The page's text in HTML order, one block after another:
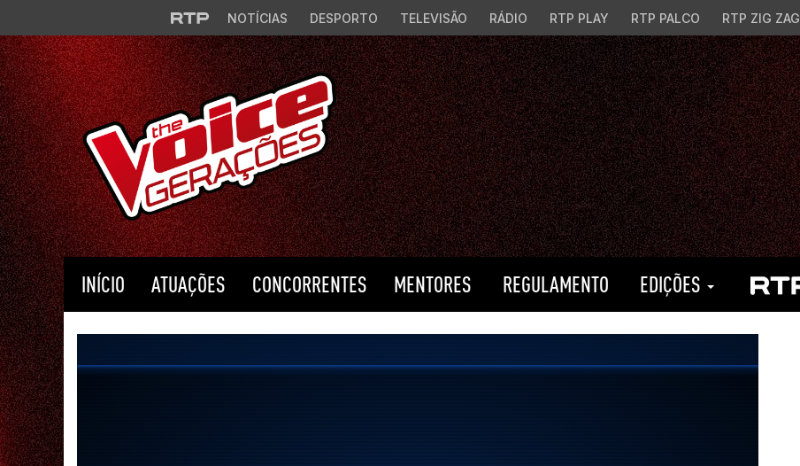
Saltar para o conteúdo principal
NOTÍCIAS DESPORTO TELEVISÃO RÁDIO RTP PLAY RTP PALCO RTP ZIG ZAG
INÍCIO ATUAÇÕES CONCORRENTES MENTORES REGULAMENTO EDIÇÕES